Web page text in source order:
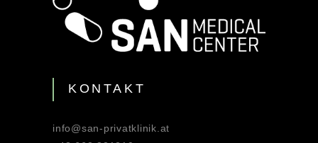
KONTAKT
info@san-privatklinik.at